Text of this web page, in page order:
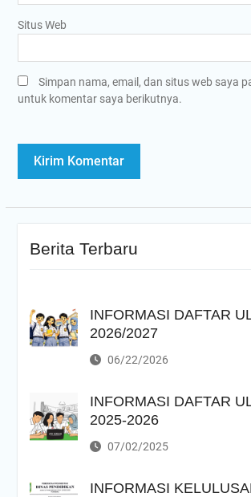
Situs Web
Simpan nama, email, dan situs web saya
untuk komentar saya berikutnya.
Berita Terbaru
INFORMASI DAFTAR
2026/2027
06/22/2026
INFORMASI DAFTAR
2025-2026
07/02/2025
INFORMASI